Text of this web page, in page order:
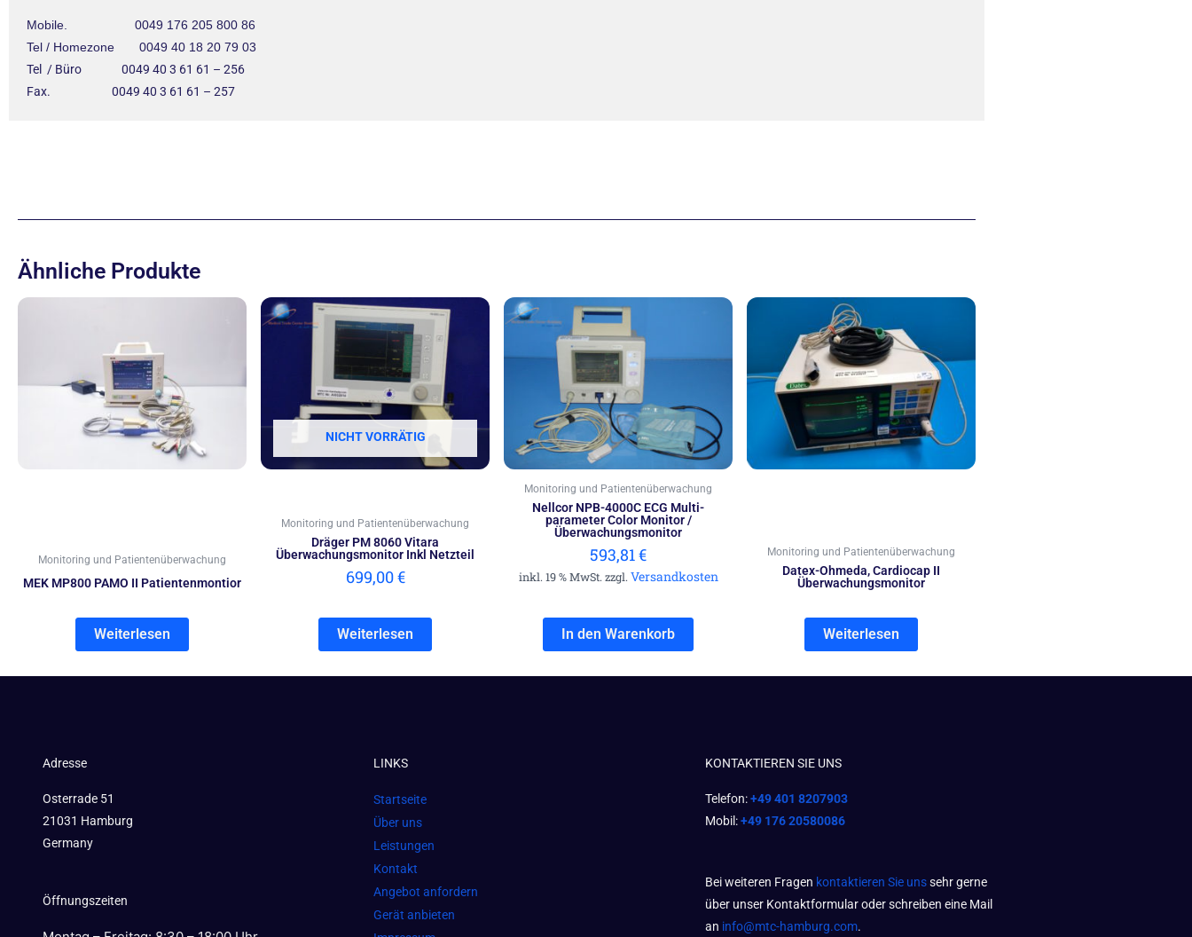
Mobile. 0049 176 205 800 86
Tel / Homezone 0049 40 18 20 79 03
Tel / Büro 0049 40 3 61 61 – 256
Fax. 0049 40 3 61 61 – 257
Ähnliche Produkte
Monitoring und Patientenüberwachung
MEK MP800 PAMO II Patientenmontior
Weiterlesen
NICHT VORRÄTIG
Monitoring und Patientenüberwachung
Dräger PM 8060 Vitara
Überwachungsmonitor Inkl Netzteil
699,00€
Weiterlesen
Monitoring und Patientenüberwachung
Nellcor NPB-4000C ECG Multi-
parameter Color Monitor /
Überwachungsmonitor
593,81€
inkl. 19 % MwSt. zzgl. Versandkosten
In den Warenkorb
Monitoring und Patientenüberwachung
Datex-Ohmeda, Cardiocap II
Überwachungsmonitor
Weiterlesen
Adresse
Osterrade 51
21031 Hamburg
Germany
Öffnungszeiten
LINKS
Startseite
Über uns
Leistungen
Kontakt
Angebot anfordern
Gerät anbieten
KONTAKTIEREN SIE UNS
Telefon:+49 401 8207903
Mobil:+49 176 20580086
Bei weiteren Fragen kontaktieren Sie unssehr gerne
über unser Kontaktformular oder schreiben eine Mail
an info@mtc-hamburg.com.